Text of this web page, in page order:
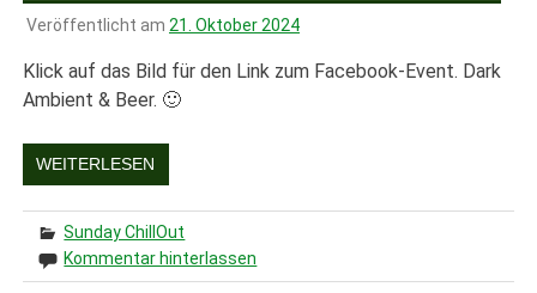
Veröffentlicht am 21. Oktober 2024
Klick auf das Bild für den Link zum Facebook-Event. Dark
Ambient & Beer. 🙂
WEITERLESEN
Sunday ChillOut
Kommentar hinterlassen